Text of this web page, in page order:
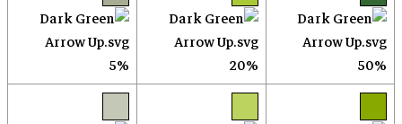
50%
20%
5%